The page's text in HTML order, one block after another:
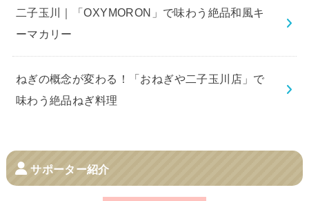
二子玉川｜「OXYMORON」で味わう絶品和風キ
ーマカリー
ねぎの概念が変わる！「おねぎや二子玉川店」で
味わう絶品ねぎ料理
サポーター紹介